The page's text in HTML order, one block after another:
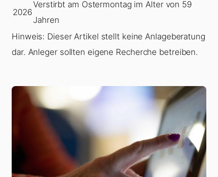
2026
Verstirbt am Ostermontag im Alter von 59
Jahren
Hinweis: Dieser Artikel stellt keine Anlageberatung
dar. Anleger sollten eigene Recherche betreiben.